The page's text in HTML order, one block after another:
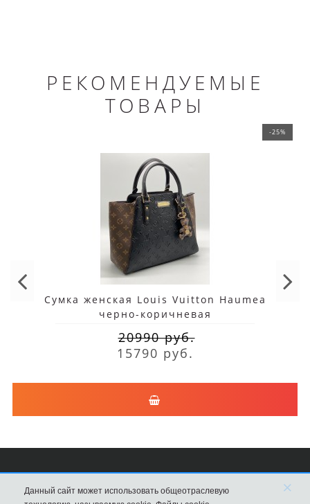
РЕКОМЕНДУЕМЫЕ
ТОВАРЫ
-25%
Сумка женская Louis Vuitton Haumea
черно-коричневая
20990 руб.
15790 руб.
Сумки Louis Vuitton
Данный сайт может использовать общеотраслевую
×